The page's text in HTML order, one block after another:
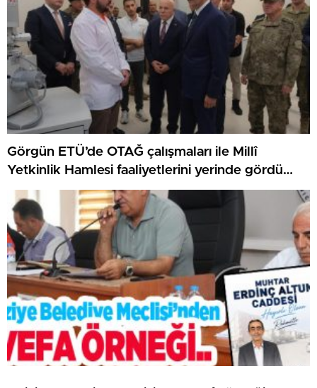
Görgün ETÜ’de OTAĞ çalışmaları ile Millî
Yetkinlik Hamlesi faaliyetlerini yerinde gördü…